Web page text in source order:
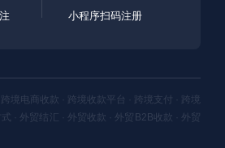
小程序扫码注册
境电商收款 · 跨境收款平台 · 跨境支付 · 跨境
· 外贸结汇 · 外贸收款 · 外贸B2B收款 · 外贸